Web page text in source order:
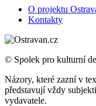
O projektu
Kontakty
© Spolek pro kulturní
Názory, které zazní v
představují vždy
vydavatele.